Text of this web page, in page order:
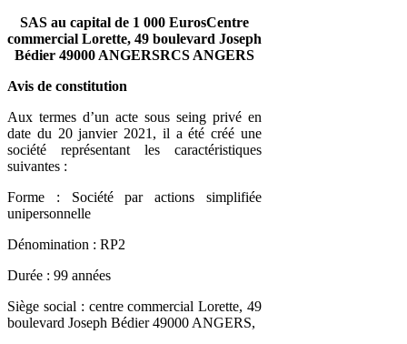
SAS au capital de 1 000 EurosCentre
commercial Lorette, 49 boulevard Joseph
Bédier 49000 ANGERSRCS ANGERS
Avis de constitution
Aux termes d’un acte sous seing privé en
date du 20 janvier 2021, il a été créé une
société représentant les caractéristiques
suivantes :
Forme : Société par actions simplifiée
unipersonnelle
Dénomination : RP2
Durée : 99 années
Siège social : centre commercial Lorette, 49
boulevard Joseph Bédier 49000 ANGERS,